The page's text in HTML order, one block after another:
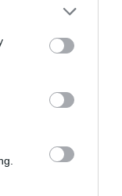
or more Google
You may click to
party tags to
in below Google
ÁLL: MOST
MUTATTA MEG